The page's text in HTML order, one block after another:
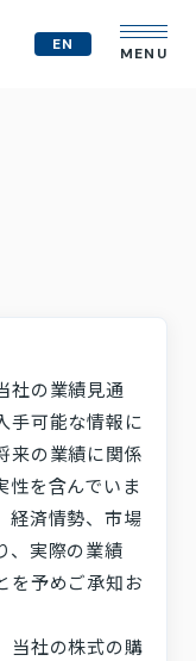
EN MENU
社の業績見通
手可能な情報に
来の業績に関係
性を含んでいま
経済情勢、市場
、実際の業績
を予めご承知お
当社の株式の購